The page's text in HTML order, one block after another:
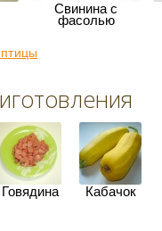
Свинина с
фасолью
Говядина Кабачок